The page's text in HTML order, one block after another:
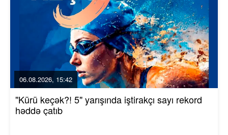
06.08.2026, 15:42
"Kürü keçək?! 5" yarışında iştirakçı sayı rekord
həddə çatıb